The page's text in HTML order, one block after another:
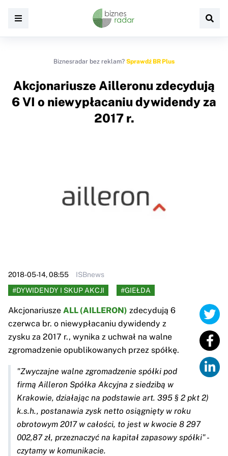
Biznesradar bez reklam? Sprawdź BR Plus
Akcjonariusze Ailleronu zdecydują
6 VI o niewypłacaniu dywidendy za
2017 r.
2018-05-14, 08:55
ISBnews
#DYWIDENDY I SKUP AKCJI
#GIEŁDA
Akcjonariusze ALL (AILLERON) zdecydują 6
czerwca br. o niewypłacaniu dywidendy z
zysku za 2017 r., wynika z uchwał na walne
zgromadzenie opublikowanych przez spółkę.
"Zwyczajne walne zgromadzenie spółki pod
firmą Ailleron Spółka Akcyjna z siedzibą w
Krakowie, działając na podstawie art. 395 § 2 pkt 2)
k.s.h., postanawia zysk netto osiągnięty w roku
obrotowym 2017 w całości, to jest w kwocie 8 297
002,87 zł, przeznaczyć na kapitał zapasowy spółki" -
czytamy w komunikacie.